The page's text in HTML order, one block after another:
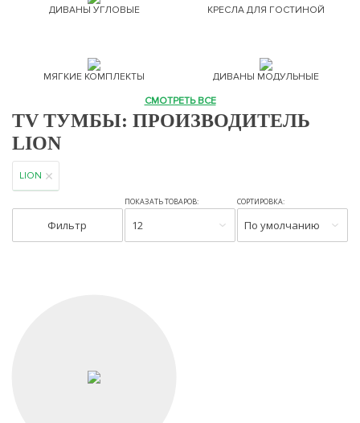
ДИВАНЫ УГЛОВЫЕ КРЕСЛА ДЛЯ ГОСТИНОЙ
МЯГКИЕ КОМПЛЕКТЫ
ДИВАНЫ МОДУЛЬНЫЕ
СМОТРЕТЬ ВСЕ
TV ТУМБЫ: ПРОИЗВОДИТЕЛЬ
LION
LION
Фильтр
ПОКАЗАТЬ ТОВАРОВ:
12
СОРТИРОВКА:
По умолчанию